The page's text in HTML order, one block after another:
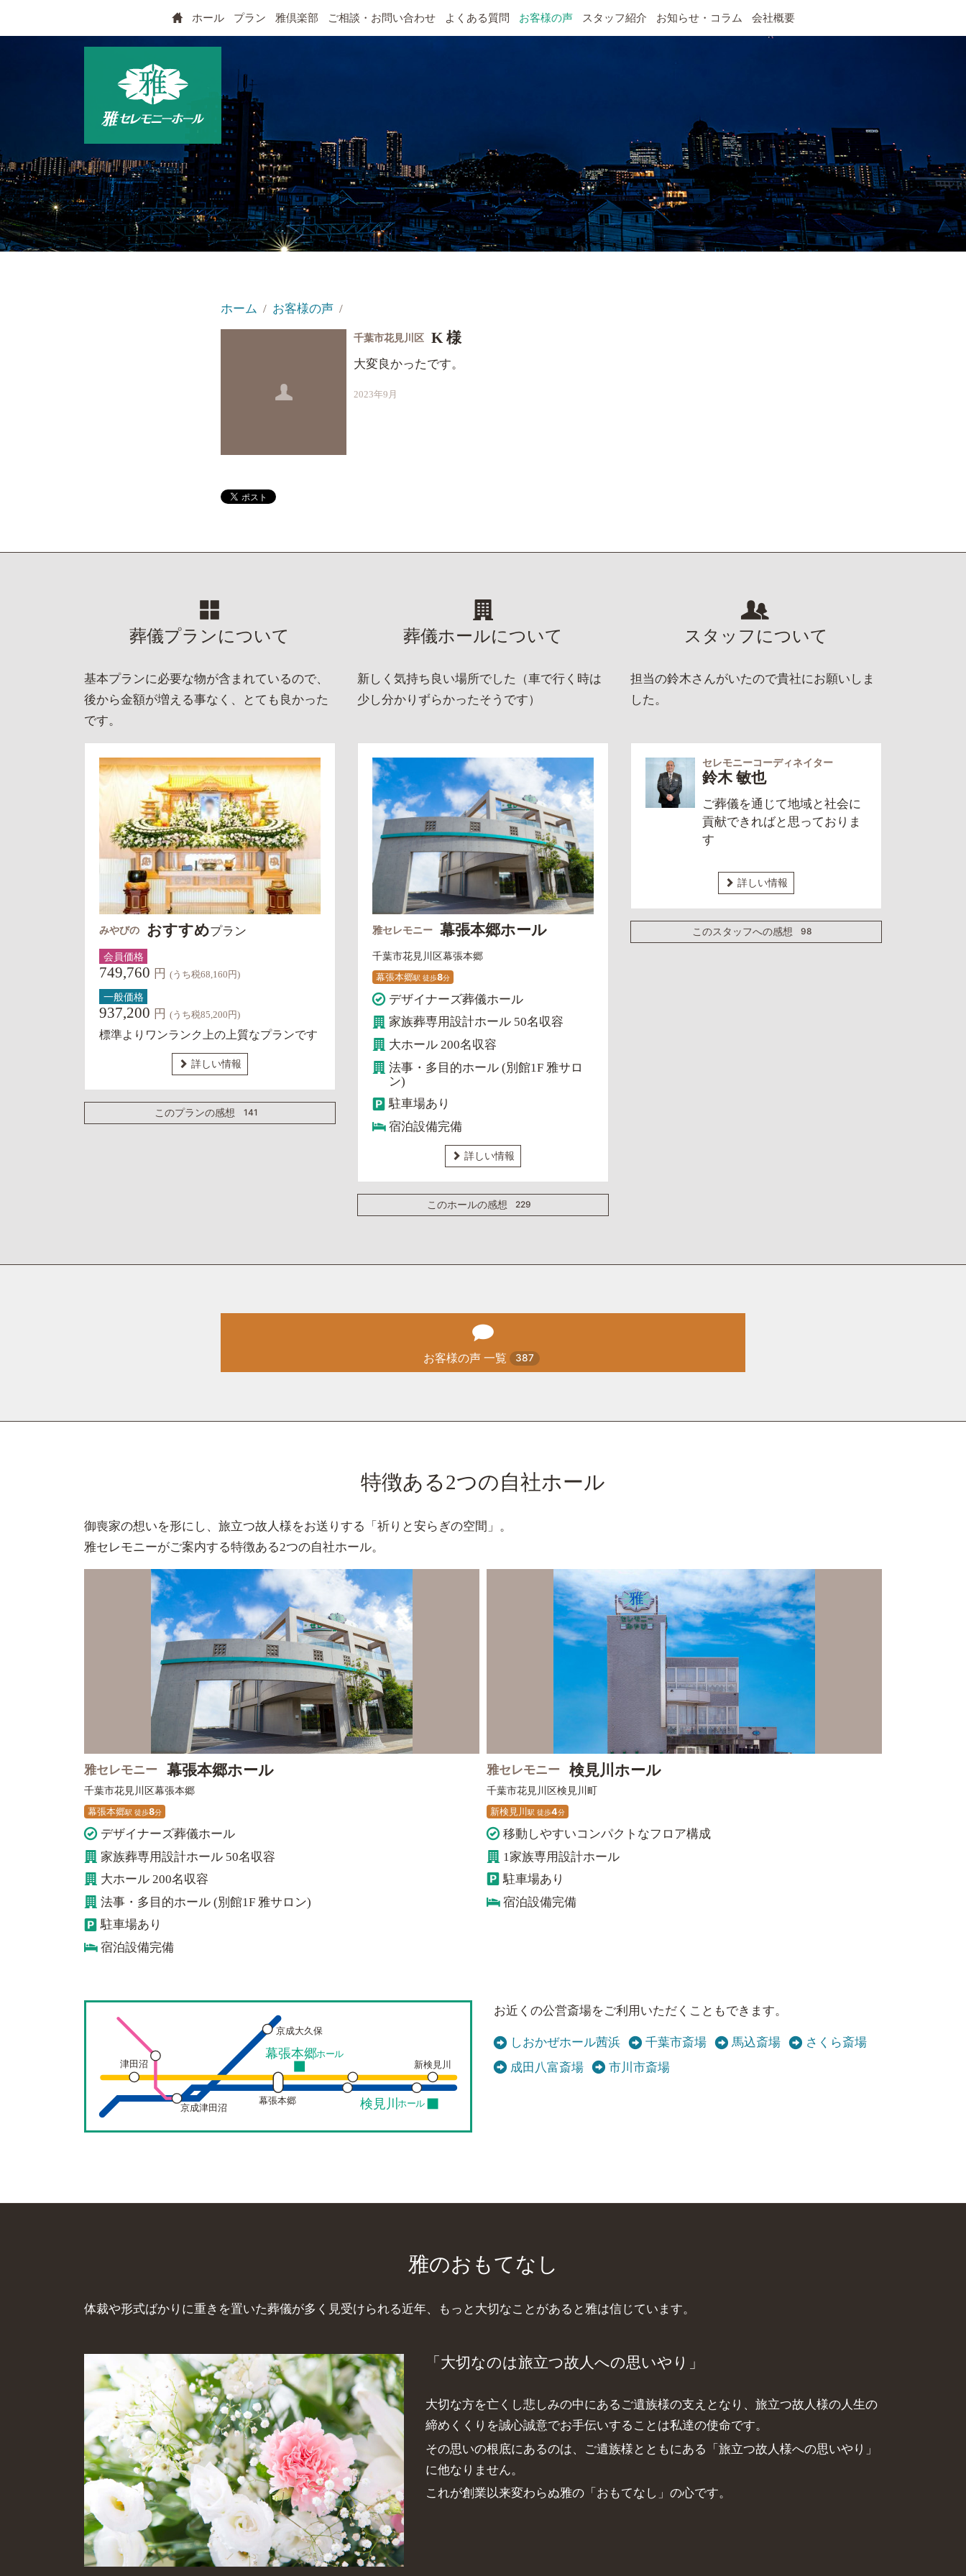
ホール プラン 雅倶楽部 ご相談・お問い合わせ よくある質問 お客様の声 スタッフ紹介 お知らせ・コラム 会社概要
ホーム お客様の声
千葉市花見川区 K 様
大変良かったです。
2023年9月
葬儀プランについて
基本プランに必要な物が含まれているので、
後から金額が増える事なく、とても良かった
です。
みやびの おすすめプラン
会員価格
749,760 円 (うち税68,160円)
一般価格
937,200 円 (うち税85,200円)
標準よりワンランク上の上質なプランです
詳しい情報
このプランの感想 141
葬儀ホールについて
新しく気持ち良い場所でした（車で行く時は
少し分かりずらかったそうです）
雅セレモニー 幕張本郷ホール
千葉市花見川区幕張本郷
幕張本郷駅徒歩8分
デザイナーズ葬儀ホール
家族葬専用設計ホール 50名収容
大ホール 200名収容
法事・多目的ホール (別館1F 雅サロ
ン)
駐車場あり
宿泊設備完備
詳しい情報
このホールの感想 229
スタッフについて
担当の鈴木さんがいたので貴社にお願いしま
した。
セレモニーコーディネイター
鈴木 敏也
ご葬儀を通じて地域と社会に
貢献できればと思っておりま
す
詳しい情報
このスタッフへの感想 98
お客様の声 一覧 387
特徴ある2つの自社ホール
御喪家の想いを形にし、旅立つ故人様をお送りする「祈りと安らぎの空間」。
雅セレモニーがご案内する特徴ある2つの自社ホール。
雅セレモニー 幕張本郷ホール
千葉市花見川区幕張本郷
幕張本郷駅徒歩8分
デザイナーズ葬儀ホール
家族葬専用設計ホール 50名収容
大ホール 200名収容
法事・多目的ホール (別館1F 雅サロン)
駐車場あり
宿泊設備完備
雅セレモニー 検見川ホール
千葉市花見川区検見川町
新検見川駅徒歩4分
移動しやすいコンパクトなフロア構成
1家族専用設計ホール
駐車場あり
宿泊設備完備
幕張本郷ホール
検見川ホール
幕張本郷
京成大久保
京成津田沼
津田沼 新検見川
お近くの公営斎場をご利用いただくこともできます。
しおかぜホール茜浜 千葉市斎場 馬込斎場
さくら斎場
成田八富斎場
市川市斎場
雅のおもてなし
体裁や形式ばかりに重きを置いた葬儀が多く見受けられる近年、もっと大切なことがあると雅は信じています。
「大切なのは旅立つ故人への思いやり」
大切な方を亡くし悲しみの中にあるご遺族様の支えとなり、旅立つ故人様の人生の
締めくくりを誠心誠意でお手伝いすることは私達の使命です。
その思いの根底にあるのは、ご遺族様とともにある「旅立つ故人様への思いやり」
に他なりません。
これが創業以来変わらぬ雅の「おもてなし」の心です。